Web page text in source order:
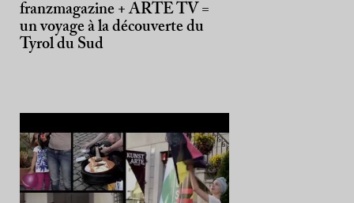
franzmagazine + ARTE TV =
un voyage à la découverte du
Tyrol du Sud